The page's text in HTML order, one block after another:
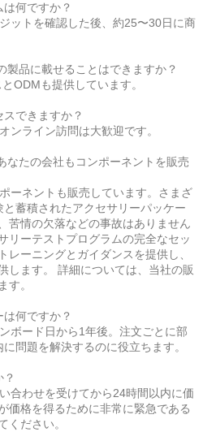
何ですか？
ットを確認した後、約25〜30日に商
製品に載せることはできますか？
ODMも提供しています。
できますか？
ンライン訪問は大歓迎です。
なたの会社もコンポーネントを販売
ーネントも販売しています。さまざ
蓄積されたアクセサリーパッケー
苦情の欠落などの事故はありません
リーテストプログラムの完全なセッ
レーニングとガイダンスを提供し、
します。 詳細については、当社の販
す。
何ですか？
ボード日から1年後。注文ごとに部
問題を解決するのに役立ちます。
合わせを受けてから24時間以内に価
価格を得るために非常に緊急である
ください。